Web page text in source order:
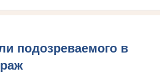
подозреваемого в